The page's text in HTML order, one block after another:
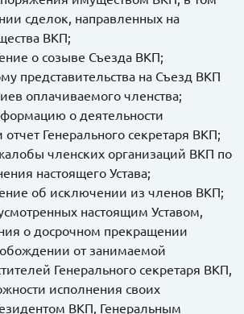
сделок, направленных на
ВКП;
о созыве Съезда ВКП;
представительства на Съезд ВКП
оплачиваемого членства;
о деятельности
Генерального секретаря ВКП;
членских организаций ВКП по
настоящего Устава;
об исключении из членов ВКП;
настоящим Уставом,
о досрочном прекращении
от занимаемой
Генерального секретаря ВКП,
исполнения своих
ВКП, Генеральным